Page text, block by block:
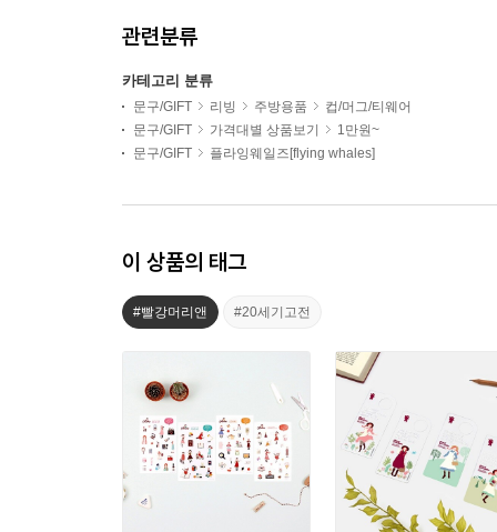
관련분류
카테고리 분류
문구/GIFT 리빙 주방용품
컵/머그/티웨어
문구/GIFT
가격대별 상품보기
1만원~
문구/GIFT
플라잉웨일즈[flying whales]
이 상품의 태그
#빨강머리앤 #20세기고전